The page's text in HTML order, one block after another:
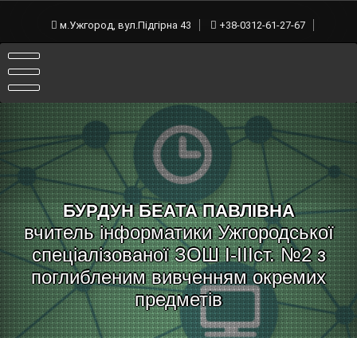
м.Ужгород, вул.Підгірна 43 +38-0312-61-27-67
БУРДУН БЕАТА ПАВЛІВНА
вчитель інформатики Ужгородської
спеціалізованої ЗОШ I-IIIст. №2 з
поглибленим вивченням окремих
предметів